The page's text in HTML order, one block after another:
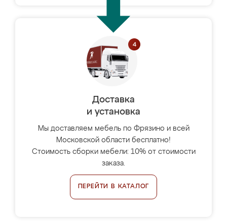
Доставка
и установка
Мы доставляем мебель по Фрязино и всей
Московской области бесплатно!
Стоимость сборки мебели: 10% от стоимости
заказа.
ПЕРЕЙТИ В КАТАЛОГ